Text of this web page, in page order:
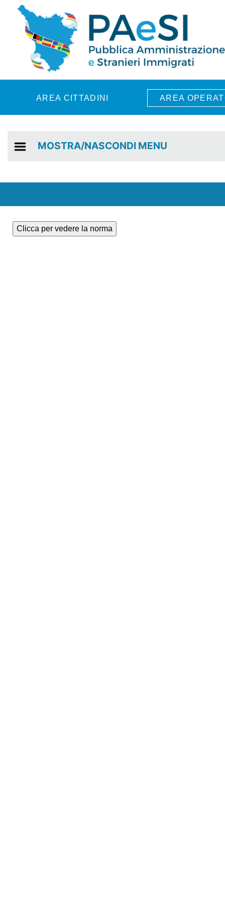
Skip to main content
AREA CITTADINI AREA
MOSTRA/NASCONDI MENU
Clicca per vedere la norma